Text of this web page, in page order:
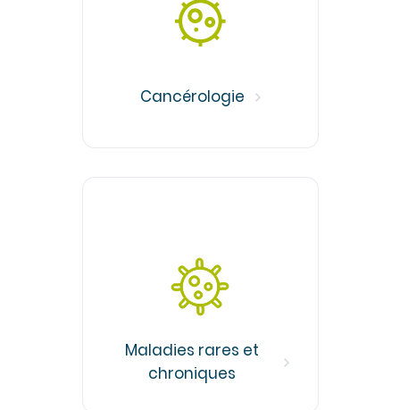
Cancérologie
Maladies rares et
chroniques